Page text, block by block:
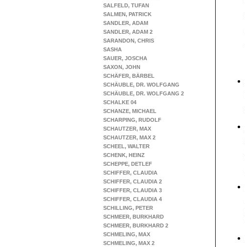
SALFELD, TUFAN
SALMEN, PATRICK
SANDLER, ADAM
SANDLER, ADAM 2
SARANDON, CHRIS
SASHA
SAUER, JOSCHA
SAXON, JOHN
SCHÄFER, BÄRBEL
SCHÄUBLE, DR. WOLFGANG
SCHÄUBLE, DR. WOLFGANG 2
SCHALKE 04
SCHANZE, MICHAEL
SCHARPING, RUDOLF
SCHAUTZER, MAX
SCHAUTZER, MAX 2
SCHEEL, WALTER
SCHENK, HEINZ
SCHEPPE, DETLEF
SCHIFFER, CLAUDIA
SCHIFFER, CLAUDIA 2
SCHIFFER, CLAUDIA 3
SCHIFFER, CLAUDIA 4
SCHILLING, PETER
SCHMEER, BURKHARD
SCHMEER, BURKHARD 2
SCHMELING, MAX
SCHMELING, MAX 2